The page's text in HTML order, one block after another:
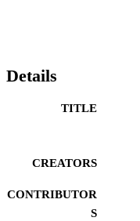
Details
TITLE
CREATORS
CONTRIBUTOR
S